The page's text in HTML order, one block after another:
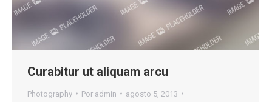
Curabitur ut aliquam arcu
Photography Por admin
agosto 5, 2013